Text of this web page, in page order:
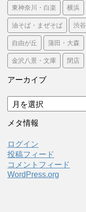
東神奈川・白楽 横浜
油そば・まぜそば 渋谷
自由が丘 蒲田・大森
金沢八景・文庫 閉店
アーカイブ
ア
ー
カ
ブ
メタ情報
ログイン
投稿フィード
コメントフィード
WordPress.org